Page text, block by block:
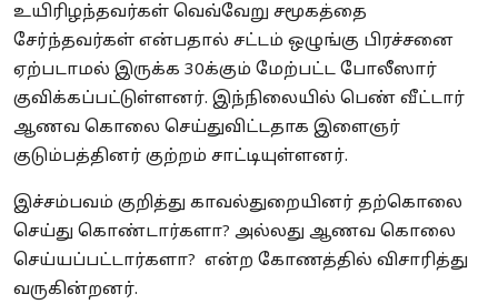
உயிரிழந்தவர்கள் வெவ்வேறு சமூகத்தை
சேர்ந்தவர்கள் என்பதால் சட்டம் ஒழுங்கு பிரச்சனை
ஏற்படாமல் இருக்க 30க்கும் மேற்பட்ட போலீஸார்
குவிக்கப்பட்டுள்ளனர். இந்நிலையில் பெண் வீட்டார்
ஆணவ கொலை செய்துவிட்டதாக இளைஞர்
குடும்பத்தினர் குற்றம் சாட்டியுள்ளனர்.
இச்சம்பவம் குறித்து காவல்துறையினர் தற்கொலை
செய்து கொண்டார்களா? அல்லது ஆணவ கொலை
செய்யப்பட்டார்களா? என்ற கோணத்தில் விசாரித்து
வருகின்றனர்.